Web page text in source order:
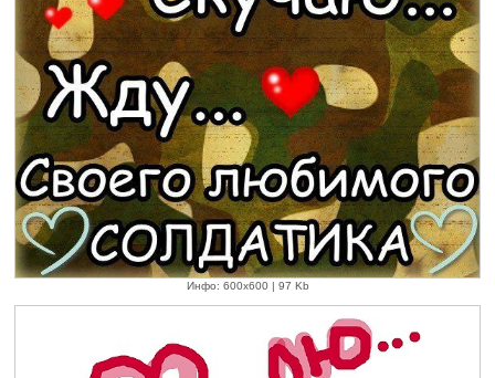
Инфо: 600х600 | 97 Kb